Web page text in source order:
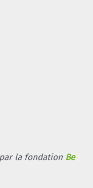
la fondation Be